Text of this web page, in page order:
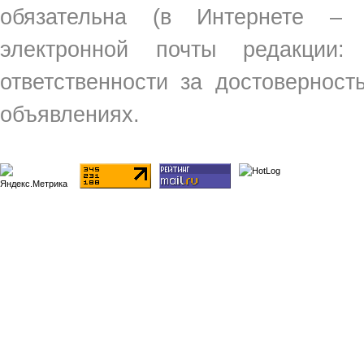
обязательна (в Интернете
электронной почты
ответственности за
объявлениях.